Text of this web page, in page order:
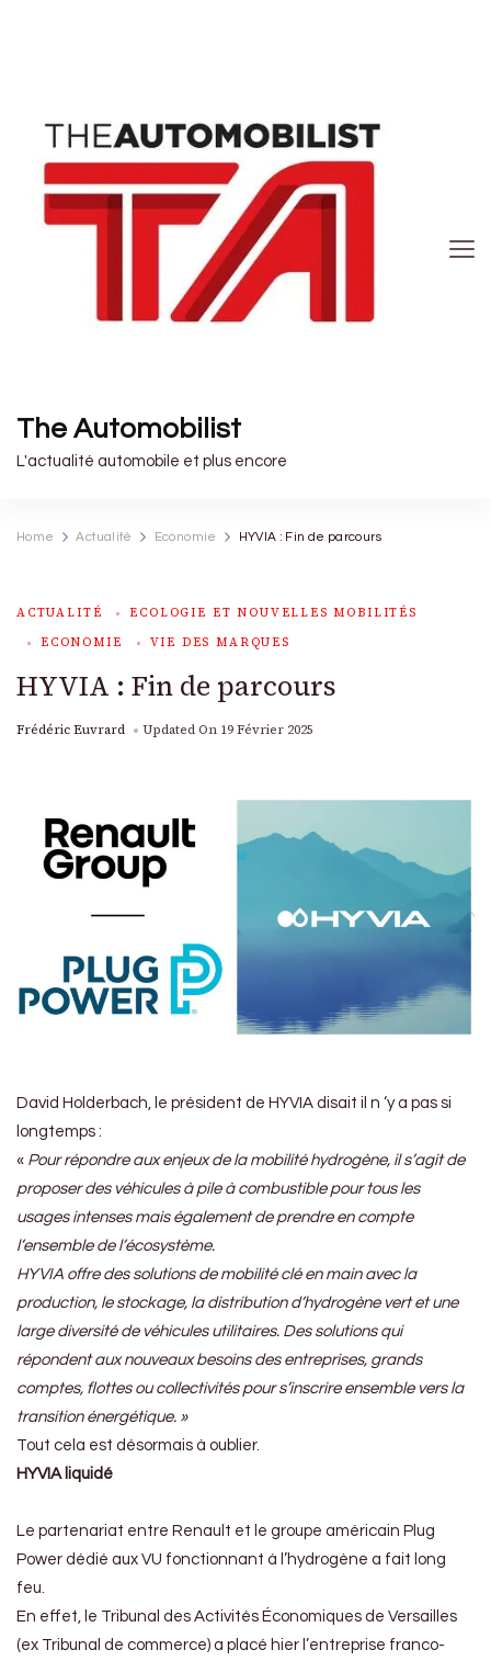
The Automobilist
L'actualité automobile et plus encore
Home Actualité Economie HYVIA : Fin de parcours
ACTUALITÉ
ECOLOGIE ET NOUVELLES MOBILITÉS
ECONOMIE
VIE DES MARQUES
HYVIA : Fin de parcours
Frédéric Euvrard Updated On 19 Février 2025
David Holderbach, le président de HYVIA disait il n ‘y a pas si
longtemps :
« Pour répondre aux enjeux de la mobilité hydrogène, il s’agit de
proposer des véhicules à pile à combustible pour tous les
usages intenses mais également de prendre en compte
l’ensemble de l’écosystème.
HYVIA offre des solutions de mobilité clé en main avec la
production, le stockage, la distribution d’hydrogène vert et une
large diversité de véhicules utilitaires. Des solutions qui
répondent aux nouveaux besoins des entreprises, grands
comptes, flottes ou collectivités pour s’inscrire ensemble vers la
transition énergétique. »
Tout cela est désormais à oublier.
HYVIA liquidé
Le partenariat entre Renault et le groupe américain Plug
Power dédié aux VU fonctionnant à l’hydrogène a fait long
feu.
En effet, le Tribunal des Activités Économiques de Versailles
(ex Tribunal de commerce) a placé hier l’entreprise franco-